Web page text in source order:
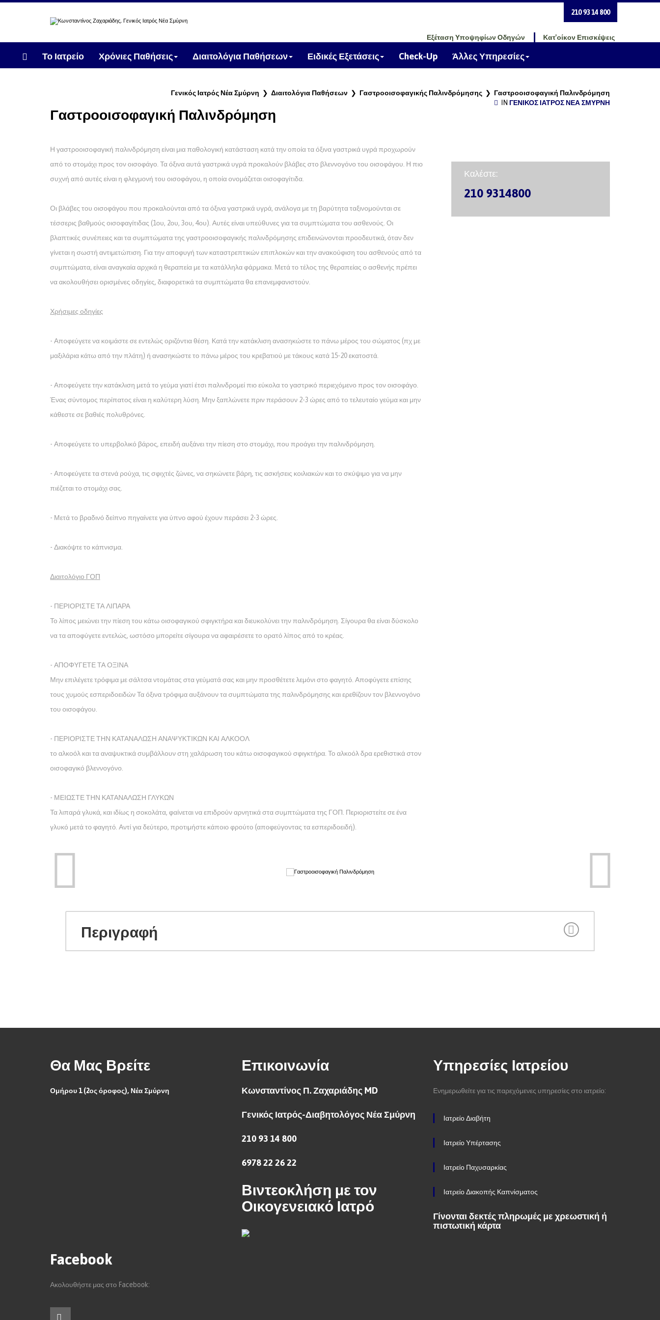
210 93 14 800
Εξέταση Υποψηφίων Οδηγών Κατ'οίκον Επισκέψεις
Το Ιατρείο Χρόνιες Παθήσεις Διαιτολόγια Παθήσεων Ειδικές Εξετάσεις Check-Up Άλλες Υπηρεσίες
Γενικός Ιατρός Νέα Σμύρνη ❯ Διαιτολόγια Παθήσεων ❯ Γαστροοισοφαγικής Παλινδρόμησης ❯ Γαστροοισοφαγική Παλινδρόμηση
IN ΓΕΝΙΚΌΣ ΙΑΤΡΌΣ ΝΈΑ ΣΜΎΡΝΗ
Γαστροοισοφαγική Παλινδρόμηση
Η γαστροοισοφαγική παλινδρόμηση είναι μια παθολογική κατάσταση κατά την οποία τα όξινα γαστρικά υγρά προχωρούν
από το στομάχι προς τον οισοφάγο. Τα όξινα αυτά γαστρικά υγρά προκαλούν βλάβες στο βλεννογόνο του οισοφάγου. Η πιο
συχνή από αυτές είναι η φλεγμονή του οισοφάγου, η οποία ονομάζεται οισοφαγίτιδα.
Οι βλάβες του οισοφάγου που προκαλούνται από τα όξινα γαστρικά υγρά, ανάλογα με τη βαρύτητα ταξινομούνται σε
τέσσερις βαθμούς οισοφαγίτιδας (1ου, 2ου, 3ου, 4ου). Αυτές είναι υπεύθυνες για τα συμπτώματα του ασθενούς. Οι
βλαπτικές συνέπειες και τα συμπτώματα της γαστροοισοφαγικής παλινδρόμησης επιδεινώνονται προοδευτικά, όταν δεν
γίνεται η σωστή αντιμετώπιση. Για την αποφυγή των καταστρεπτικών επιπλοκών και την ανακούφιση του ασθενούς από τα
συμπτώματα, είναι αναγκαία αρχικά η θεραπεία με τα κατάλληλα φάρμακα. Μετά το τέλος της θεραπείας ο ασθενής πρέπει
να ακολουθήσει ορισμένες οδηγίες, διαφορετικά τα συμπτώματα θα επανεμφανιστούν.
Χρήσιμες οδηγίες
- Αποφεύγετε να κοιμάστε σε εντελώς οριζόντια θέση. Κατά την κατάκλιση ανασηκώστε το πάνω μέρος του σώματος (πχ με
μαξιλάρια κάτω από την πλάτη) ή ανασηκώστε το πάνω μέρος του κρεβατιού με τάκους κατά 15-20 εκατοστά.
- Αποφεύγετε την κατάκλιση μετά το γεύμα γιατί έτσι παλινδρομεί πιο εύκολα το γαστρικό περιεχόμενο προς τον οισοφάγο.
Ένας σύντομος περίπατος είναι η καλύτερη λύση. Μην ξαπλώνετε πριν περάσουν 2-3 ώρες από το τελευταίο γεύμα και μην
κάθεστε σε βαθιές πολυθρόνες.
- Αποφεύγετε το υπερβολικό βάρος, επειδή αυξάνει την πίεση στο στομάχι, που προάγει την παλινδρόμηση.
- Αποφεύγετε τα στενά ρούχα, τις σφιχτές ζώνες, να σηκώνετε βάρη, τις ασκήσεις κοιλιακών και το σκύψιμο για να μην
πιέζεται το στομάχι σας.
- Μετά το βραδινό δείπνο πηγαίνετε για ύπνο αφού έχουν περάσει 2-3 ώρες.
- Διακόψτε το κάπνισμα.
Διαιτολόγιο ΓΟΠ
- ΠΕΡΙΟΡΙΣΤΕ ΤΑ ΛΙΠΑΡΑ
Το λίπος μειώνει την πίεση του κάτω οισοφαγικού σφιγκτήρα και διευκολύνει την παλινδρόμηση. Σίγουρα θα είναι δύσκολο
να τα αποφύγετε εντελώς, ωστόσο μπορείτε σίγουρα να αφαιρέσετε το ορατό λίπος από το κρέας.
- ΑΠΟΦΥΓΕΤΕ ΤΑ ΟΞΙΝΑ
Μην επιλέγετε τρόφιμα με σάλτσα ντομάτας στα γεύματά σας και μην προσθέτετε λεμόνι στο φαγητό. Αποφύγετε επίσης
τους χυμούς εσπεριδοειδών Τα όξινα τρόφιμα αυξάνουν τα συμπτώματα της παλινδρόμησης και ερεθίζουν τον βλεννογόνο
του οισοφάγου.
- ΠΕΡΙΟΡΙΣΤΕ ΤΗΝ ΚΑΤΑΝΑΛΩΣΗ ΑΝΑΨΥΚΤΙΚΩΝ ΚΑΙ ΑΛΚΟΟΛ
το αλκοόλ και τα αναψυκτικά συμβάλλουν στη χαλάρωση του κάτω οισοφαγικού σφιγκτήρα. Το αλκοόλ δρα ερεθιστικά στον
οισοφαγικό βλεννογόνο.
- ΜΕΙΩΣΤΕ ΤΗΝ ΚΑΤΑΝΑΛΩΣΗ ΓΛΥΚΩΝ
Τα λιπαρά γλυκά, και ιδίως η σοκολάτα, φαίνεται να επιδρούν αρνητικά στα συμπτώματα της ΓΟΠ. Περιοριστείτε σε ένα
γλυκό μετά το φαγητό. Αντί για δεύτερο, προτιμήστε κάποιο φρούτο (αποφεύγοντας τα εσπεριδοειδή).
Καλέστε:
210 9314800
Περιγραφή
Θα Μας Βρείτε
Ομήρου 1 (2ος όροφος), Νέα Σμύρνη
Facebook
Ακολουθήστε μας στο Facebook:
Επικοινωνία
Κωνσταντίνος Π. Ζαχαριάδης MD
Γενικός Ιατρός-Διαβητολόγος Νέα Σμύρνη
210 93 14 800
6978 22 26 22
Βιντεοκλήση με τον
Οικογενειακό Ιατρό
Υπηρεσίες Ιατρείου
Ενημερωθείτε για τις παρεχόμενες υπηρεσίες στο ιατρείο:
Ιατρείο Διαβήτη
Ιατρείο Υπέρτασης
Ιατρείο Παχυσαρκίας
Ιατρείο Διακοπής Καπνίσματος
Γίνονται δεκτές πληρωμές με χρεωστική ή
πιστωτική κάρτα